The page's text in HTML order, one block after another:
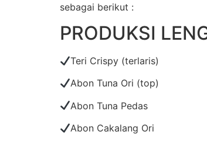
sebagai berikut :
PRODUKSI
Teri Crispy (terlaris)
Abon Tuna Ori (top)
Abon Tuna Pedas
Abon Cakalang Ori